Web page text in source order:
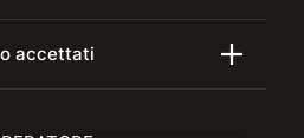
accettati